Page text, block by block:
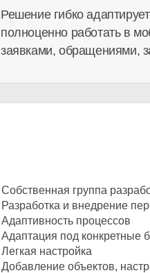
Решение гибко
полноценно работать в
заявками, обращениями,
Собственная группа
Разработка и внедрение
Адаптивность процессов
Адаптация под конкретные
Легкая настройка
Добавление объектов,